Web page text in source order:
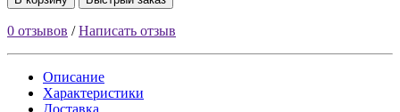
0 отзывов /Написать отзыв
Описание
Характеристики